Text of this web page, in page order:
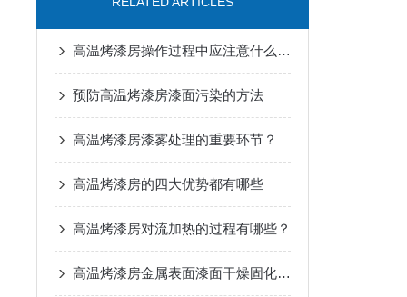
高温烤漆房操作过程中应注意什么呢？
预防高温烤漆房漆面污染的方法
高温烤漆房漆雾处理的重要环节？
高温烤漆房的四大优势都有哪些
高温烤漆房对流加热的过程有哪些？
高温烤漆房金属表面漆面干燥固化设备